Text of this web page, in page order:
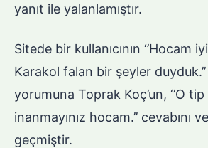
yanıt ile yalanlamıştır.
Sitede bir kullanıcının ‘’Hocam
Karakol falan bir şeyler
yorumuna Toprak Koç’un, ‘’O tip
inanmayınız hocam.’’ cevabını
geçmiştir.